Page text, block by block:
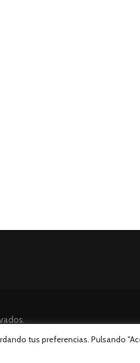
tus preferencias. Pulsando